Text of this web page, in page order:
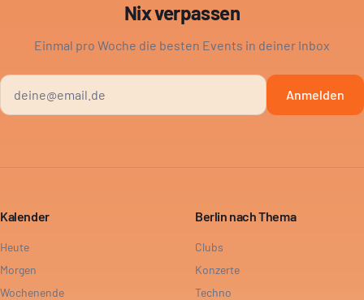
Nix verpassen
Einmal pro Woche die besten Events in deiner Inbox
Anmelden
Kalender
Heute
Morgen
Wochenende
Berlin nach Thema
Clubs
Konzerte
Techno